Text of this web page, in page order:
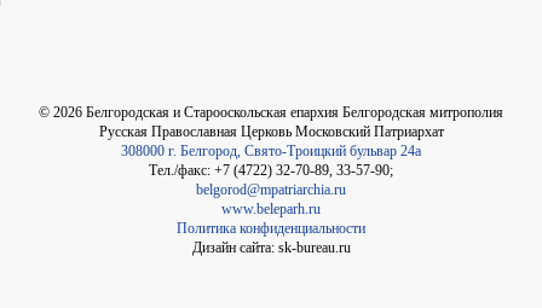
© 2026 Белгородская и Старооскольская епархия Белгородская митрополия
Русская Православная Церковь Московский Патриархат
308000 г. Белгород, Свято-Троицкий бульвар 24а
Тел./факс: +7 (4722) 32-70-89, 33-57-90;
belgorod@mpatriarchia.ru
www.beleparh.ru
Политика конфиденциальности
Дизайн сайта: sk-bureau.ru